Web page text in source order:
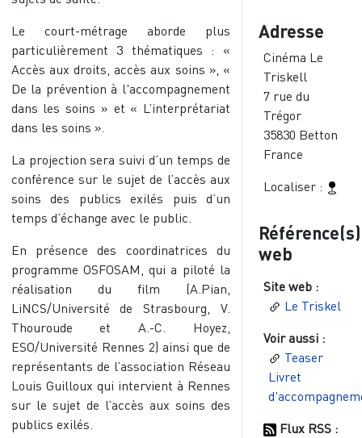
Le court-métrage aborde plus
particulièrement 3 thématiques : «
Accès aux droits, accès aux soins », «
De la prévention à l'accompagnement
dans les soins » et « L’interprétariat
dans les soins ».
La projection sera suivi d’un temps de
conférence sur le sujet de l’accès aux
soins des publics exilés puis d’un
temps d’échange avec le public.
En présence des coordinatrices du
programme OSFOSAM, qui a piloté la
réalisation du film (A.Pian,
LiNCS/Université de Strasbourg, V.
Thouroude et A.-C. Hoyez,
ESO/Université Rennes 2) ainsi que de
représentants de l’association Réseau
Louis Guilloux qui intervient à Rennes
sur le sujet de l’accès aux soins des
publics exilés.
Adresse
Cinéma Le
Triskell
7 rue du
Trégor
35830 Betton
France
Localiser :
Référence(s)
web
Site web :
Le Triskel
Voir aussi :
Teaser
Livret
Flux RSS :